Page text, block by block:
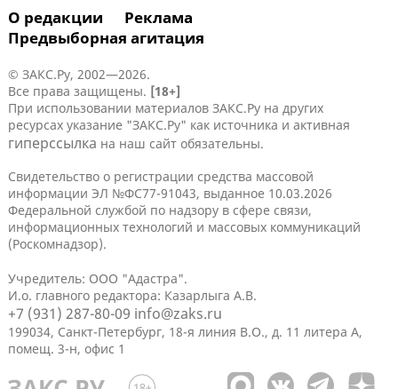
О редакции
Реклама
Предвыборная агитация
© ЗАКС.Ру, 2002—2026.
Все права защищены. [18+]
При использовании материалов ЗАКС.Ру на других
ресурсах указание "ЗАКС.Ру" как источника и активная
гиперссылка на наш сайт обязательны.
Свидетельство о регистрации средства массовой
информации ЭЛ №ФС77-91043, выданное 10.03.2026
Федеральной службой по надзору в сфере связи,
информационных технологий и массовых коммуникаций
(Роскомнадзор).
Учредитель: ООО "Адастра".
И.о. главного редактора: Казарлыга А.В.
+7 (931) 287-80-09 info@zaks.ru
199034, Санкт-Петербург, 18-я линия В.О., д. 11 литера А,
помещ. 3-н, офис 1